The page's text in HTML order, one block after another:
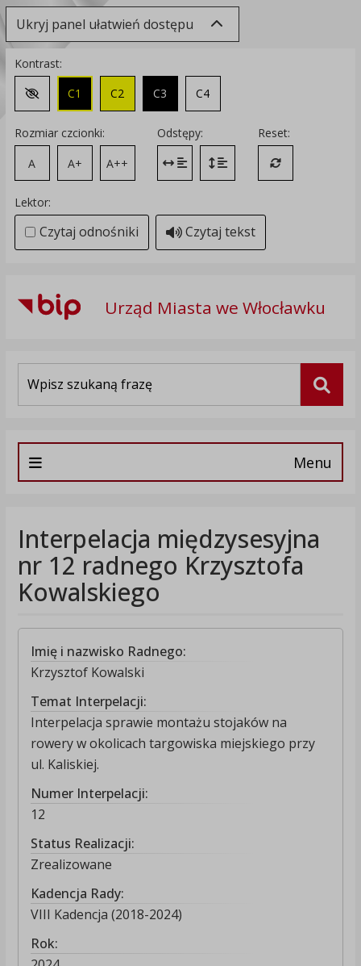
Ukryj panel ułatwień dostępu
Kontrast:
Zmień kontrast na domyślny
C1 C2 C3 C4
Rozmiar czcionki:
A
A+ A++
Odstępy:
Zmień odstęp między literami
Zmień interlinię i margines
Reset:
Przywróć
Lektor:
Czytaj odnośniki Czytaj tekst
Urząd Miasta we Włocławku
Menu
Interpelacja międzysesyjna
nr 12 radnego Krzysztofa
Kowalskiego
Imię i nazwisko Radnego:
Krzysztof Kowalski
Temat Interpelacji:
Interpelacja sprawie montażu stojaków na
rowery w okolicach targowiska miejskiego przy
ul. Kaliskiej.
Numer Interpelacji:
12
Status Realizacji:
Zrealizowane
Kadencja Rady:
VIII Kadencja (2018-2024)
Rok: